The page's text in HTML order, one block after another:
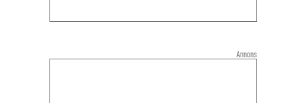
Annons